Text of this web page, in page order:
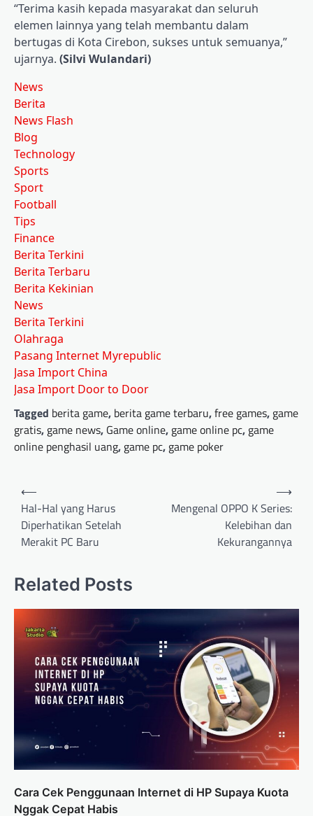
“Terima kasih kepada masyarakat dan seluruh
elemen lainnya yang telah membantu dalam
bertugas di Kota Cirebon, sukses untuk semuanya,”
ujarnya. (Silvi Wulandari)
News
Berita
News Flash
Blog
Technology
Sports
Sport
Football
Tips
Finance
Berita Terkini
Berita Terbaru
Berita Kekinian
News
Berita Terkini
Olahraga
Pasang Internet Myrepublic
Jasa Import China
Jasa Import Door to Door
Tagged berita game, berita game terbaru,free games, game
gratis, game news, Game online, game online pc, game
online penghasil uang, game pc, game poker
Post
navigation
⟵
Hal-Hal yang Harus
Diperhatikan Setelah
Merakit PC Baru
Mengenal OPPO K Series:
Kelebihan dan
Kekurangannya
⟶
Related Posts
Cara Cek Penggunaan Internet di HP Supaya Kuota
Nggak Cepat Habis